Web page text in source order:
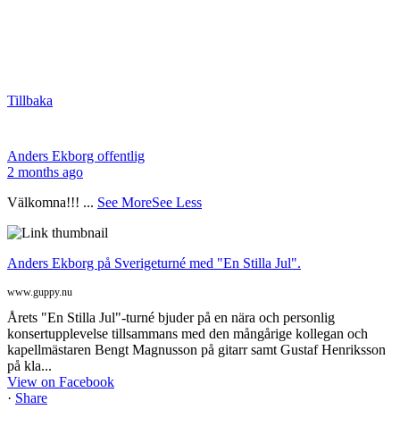
Tillbaka
Anders Ekborg offentlig
2 months ago
Välkomna!!! ... See MoreSee Less
Anders Ekborg på Sverigeturné med "En Stilla Jul".
www.guppy.nu
Årets "En Stilla Jul"-turné bjuder på en nära och personlig
konsertupplevelse tillsammans med den mångårige kollegan och
kapellmästaren Bengt Magnusson på gitarr samt Gustaf Henriksson
på kla...
View on Facebook
· Share